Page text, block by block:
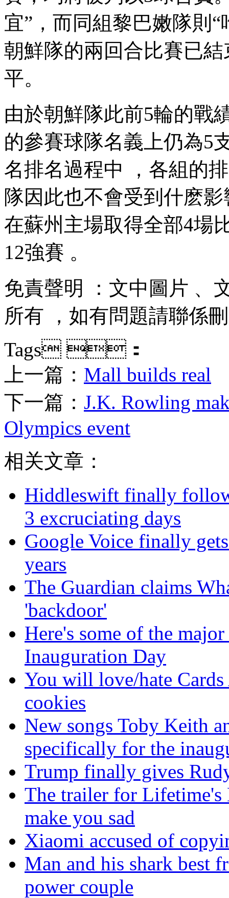
宜”，而同組黎巴嫩隊
朝鮮隊的兩回合比賽已結
平。
由於朝鮮隊此前5輪的戰
的參賽球隊名義上仍為5支
名排名過程中 ，各組的
隊因此也不會受到什麽影
在蘇州主場取得全部4場比
12強賽 。
免責聲明 ：文中圖片 
所有 ，如有問題請聯係刪
Tags ：
上一篇： Mall builds real
下一篇： J.K. Rowling
Olympics event
相关文章：
Hiddleswift finally
3 excruciating days
Google Voice finally
years
The Guardian claims
'backdoor'
Here's some of the
Inauguration Day
You will love/hate
cookies
New songs Toby Keith
specifically for the
Trump finally gives
The trailer for
make you sad
Xiaomi accused of
Man and his shark best
power couple